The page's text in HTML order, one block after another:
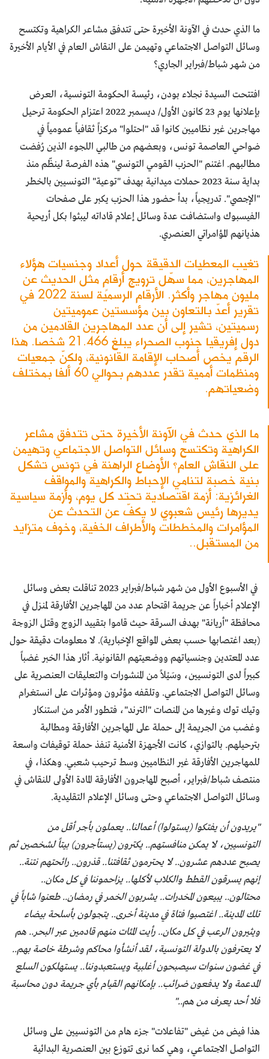
ما الذي حدث في الآونة الأخيرة حتى تتدفق مشاعر الكراهية وتكتسح
وسائل التواصل الاجتماعي وتهيمن على النقاش العام في الأيام الأخيرة
من شهر شباط/فبراير الجاري؟
افتتحت السيدة نجلاء بودن، رئيسة الحكومة التونسية، العرض
بإعلانها يوم 23 كانون الأول/ ديسمبر 2022 اعتزام الحكومة ترحيل
مهاجرين غير نظاميين كانوا قد "احتلوا" مركزاً ثقافياً عمومياً في
ضواحي العاصمة تونس، وبعضهم من طالبي اللجوء الذين رُفضت
مطالبهم. اغتنم "الحزب القومي التونسي" هذه الفرصة لينظّم منذ
بداية سنة 2023 حملات ميدانية بهدف "توعية" التونسيين بالخطر
"الإجصي". تدريجياً، بدأ حضور هذا الحزب يكبر على صفحات
الفيسبوك واستضافت عدة وسائل إعلام قاداته ليبثوا بكل أريحية
هذيانهم المؤامراتي العنصري.
تغيب المعطيات الدقيقة حول أعداد وجنسيات هؤلاء
المهاجرين، مما سهّل ترويج أرقامٍ مثل الحديث عن
مليون مهاجر وأكثر. الأرقام الرسمية لسنة 2022 في
تقرير أعدّ بالتعاون بين مؤسستين عموميتين
رسميتين، تشير إلى أن عدد المهاجرين القادمين من
دول إفريقيا جنوب الصحراء يبلغ 21.466 شخصا. هذا
الرقم يخص أصحاب الإقامة القانونية، ولكنّ جمعيات
ومنظمات أممية تقدر عددهم بحوالي 60 ألفا بمختلف
وضعياتهم.
ما الذي حدث في الآونة الأخيرة حتى تتدفق مشاعر
الكراهية وتكتسح وسائل التواصل الاجتماعي وتهيمن
على النقاش العام؟ الأوضاع الراهنة في تونس تشكل
بنية خصبة لتنامي الإحباط والكراهية والمواقف
الغرائزية: أزمة اقتصادية تحتد كل يوم، وأزمة سياسية
يديرها رئيس شعبوي لا يكفّ عن التحدث عن
المؤامرات والمخططات والأطراف الخفية، وخوف متزايد
من المستقبل..
في الأسبوع الأول من شهر شباط/فبراير 2023 تناقلت بعض وسائل
الإعلام أخباراً عن جريمة اقتحام عدد من المهاجرين الأفارقة لمنزل في
محافظة "أريانة" بهدف السرقة حيث قاموا بتقييد الزوج وقتل الزوجة
(بعد اغتصابها حسب بعض المواقع الإخبارية). لا معلومات دقيقة حول
عدد المعتدين وجنسياتهم ووضعيتهم القانونية. أثار هذا الخبر غضباً
كبيراً لدى التونسيين، وسَيْلاً من المنشورات والتعليقات العنصرية على
وسائل التواصل الاجتماعي. وتلقفه مؤثرون ومؤثرات على انستغرام
وتيك توك وغيرها من المنصات "الترند"، فتطور الأمر من استنكار
وغضب من الجريمة إلى حملة على المهاجرين الأفارقة ومطالبة
بترحيلهم. بالتوازي، كانت الأجهزة الأمنية تنفذ حملة توقيفات واسعة
للمهاجرين الأفارقة غير النظاميين وسط ترحيب شعبي. وهكذا، في
منتصف شباط/فبراير، أصبح المهاجرون الأفارقة المادة الأولى للنقاش في
وسائل التواصل الاجتماعي وحتى وسائل الإعلام التقليدية.
"يريدون أن يفتكوا (يستولوا) أعمالنا.. يعملون بأجر أقل من
التونسيين، لا يمكن منافستهم.. يكترون (يستأجرون) بيتاً لشخصين ثم
يصبح عددهم عشرون.. لا يحترمون ثقافتنا.. قذرون.. رائحتهم نتنة..
إنهم يسرقون القطط والكلاب لأكلها.. يزاحموننا في كل مكان..
محتالون.. يبيعون المخدرات.. يشربون الخمر في رمضان.. طعنوا شاباً في
تلك المدينة.. اغتصبوا فتاة في مدينة أخرى.. يتجولون بأسلحة بيضاء
ويثيرون الرعب في كل مكان.. رأيت المئات منهم قادمين عبر البحر.. هم
لا يعترفون بالدولة التونسية، لقد أنشأوا محاكم وشرطة خاصة بهم..
في غضون سنوات سيصبحون أغلبية ويستعبدوننا.. يستهلكون السلع
المدعمة ولا يدفعون ضرائب.. بإمكانهم القيام بأي جريمة دون محاسبة
فلا أحد يعرف من هم.."
هذا فيض من غيض "تفاعلات" جزء هام من التونسيين على وسائل
التواصل الاجتماعي، وهي كما نرى تتوزع بين العنصرية البدائية